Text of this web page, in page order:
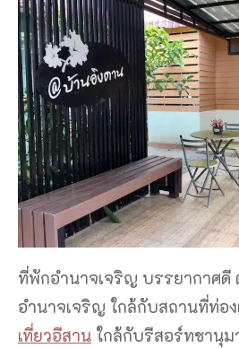
ที่พักอำนาจเจริญ บรรยากาศดี
อำนาจเจริญ ใกล้กับสถานที่ท่อ
เที่ยวอีสาน ใกล้กับรีสอร์ทชานุ